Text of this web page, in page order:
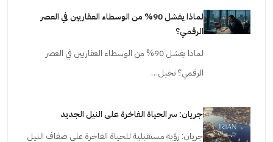
لماذا يفشل 90% من الوسطاء العقاريين في العصر
الرقمي؟
لماذا يفشل 90% من الوسطاء العقاريين في العصر
الرقمي؟ تخيل…
جريان: سر الحياة الفاخرة على النيل الجديد
جريان: رؤية مستقبلية للحياة الفاخرة على ضفاف النيل